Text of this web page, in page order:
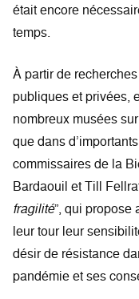
était encore
temps.
À partir de
publiques et privées,
nombreux musées
que dans
commissaires de la
Bardaouil et Till
fragilité”, qui propose
leur tour leur
désir de résistance
pandémie et ses